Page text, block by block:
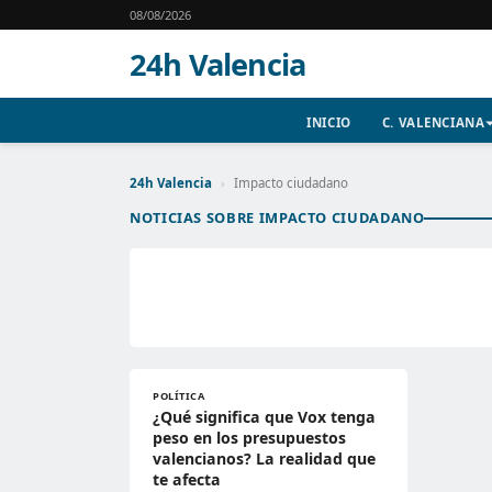
08/08/2026
24h Valencia
INICIO C. VALENCIANA
24h Valencia › Impacto ciudadano
NOTICIAS SOBRE IMPACTO CIUDADANO
POLÍTICA
¿Qué significa que Vox tenga
peso en los presupuestos
valencianos? La realidad que
te afecta